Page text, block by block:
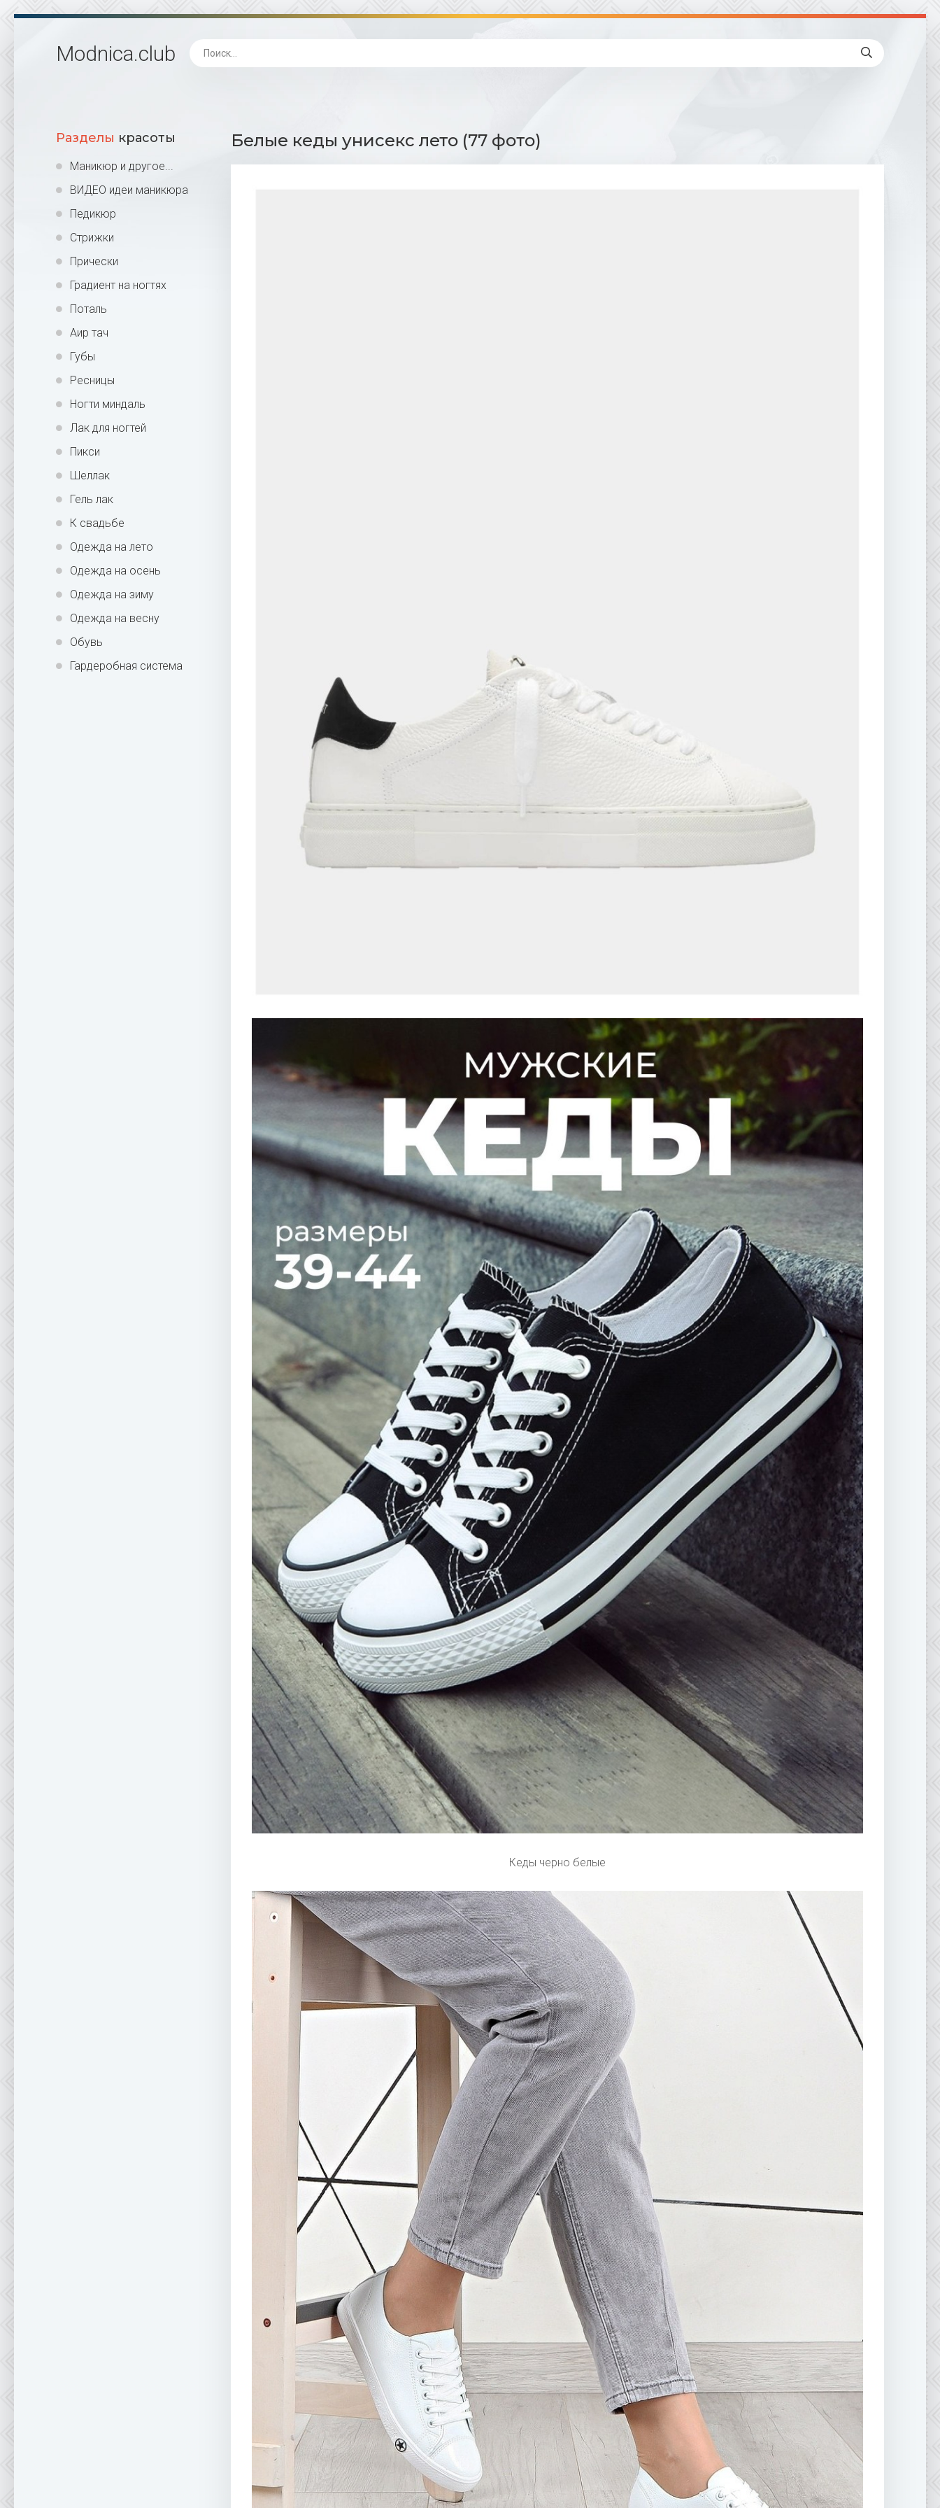
Modnica.club
Разделы красоты
Маникюр и другое...
ВИДЕО идеи маникюра
Педикюр
Стрижки
Прически
Градиент на ногтях
Поталь
Аир тач
Губы
Ресницы
Ногти миндаль
Лак для ногтей
Пикси
Шеллак
Гель лак
К свадьбе
Одежда на лето
Одежда на осень
Одежда на зиму
Одежда на весну
Обувь
Гардеробная система
Белые кеды унисекс лето (77 фото)
Кеды черно белые